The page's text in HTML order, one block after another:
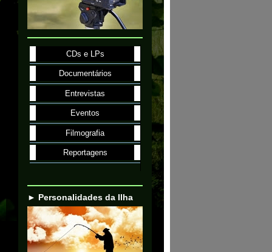
CDs e LPs
Documentários
Entrevistas
Eventos
Filmografia
Reportagens
► Personalidades da Ilha